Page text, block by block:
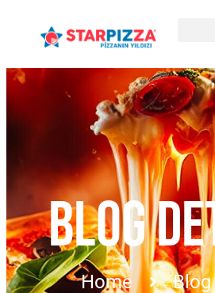
BLOG
Home